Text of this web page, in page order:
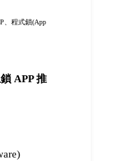
程式鎖(App
APP 推